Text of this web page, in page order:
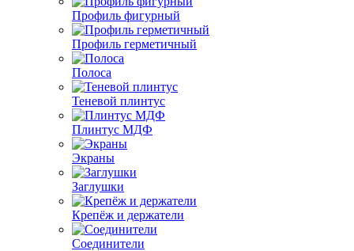
Профиль фигурный
Профиль герметичный
Полоса
Теневой плинтус
Плинтус МДФ
Экраны
Заглушки
Крепёж и держатели
Соединители